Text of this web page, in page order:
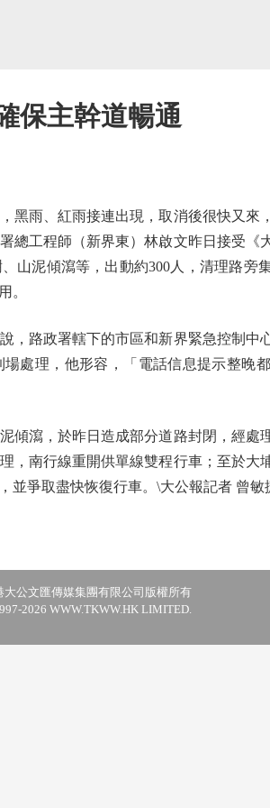
保主幹道暢通
雨、紅雨接連出現，取消後很快又來
總工程師（新界東）林啟文昨日接受《
山泥傾瀉等，出動約300人，清理路旁
。
政署轄下的市區和新界緊急控制中
處理，他形容，「電話信息提示整晚
瀉，於昨日造成部分道路封閉，經處
，南行線重開供單線雙程行車；至於大
並爭取盡快恢復行車。\大公報記者 曾敏
大公文匯傳媒集團有限公司版權所有
2026 WWW.TKWW.HK LIMITED.